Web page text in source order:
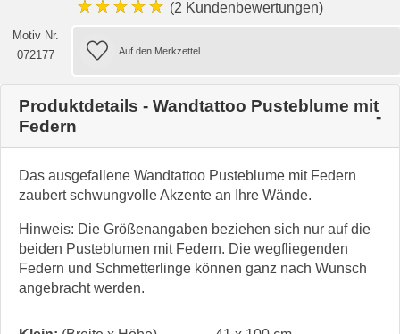
★★★★★ (2 Kundenbewertungen)
Motiv Nr.
072177
Produktdetails - Wandtattoo Pusteblume mit
Federn
Das ausgefallene Wandtattoo Pusteblume mit Federn
zaubert schwungvolle Akzente an Ihre Wände.
Hinweis: Die Größenangaben beziehen sich nur auf die
beiden Pusteblumen mit Federn. Die wegfliegenden
Federn und Schmetterlinge können ganz nach Wunsch
angebracht werden.